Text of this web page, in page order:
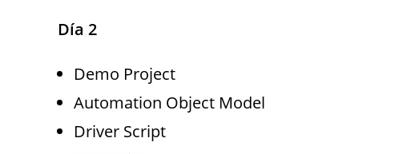
Día 2
Demo Project
Automation Object Model
Driver Script